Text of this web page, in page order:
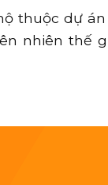
thuộc dự
nhiên thế